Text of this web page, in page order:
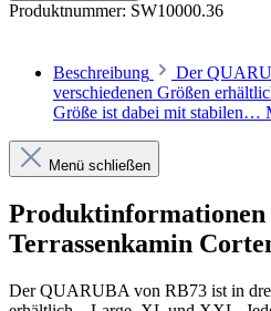
Produktnummer: SW10000.36
Beschreibung
Der
verschiedenen Größen
Größe ist dabei mit stabilen…
Menü schließen
Terrassenkamin
Der QUARUBA von RB73 ist in